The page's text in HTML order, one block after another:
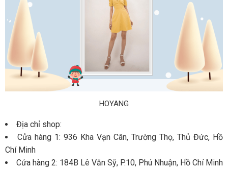
HOYANG
Địa chỉ shop:
Cửa hàng 1: 936 Kha Vạn Cân, Trường Thọ, Thủ Đức, Hồ
Chí Minh
Cửa hàng 2: 184B Lê Văn Sỹ, P.10, Phú Nhuận, Hồ Chí Minh